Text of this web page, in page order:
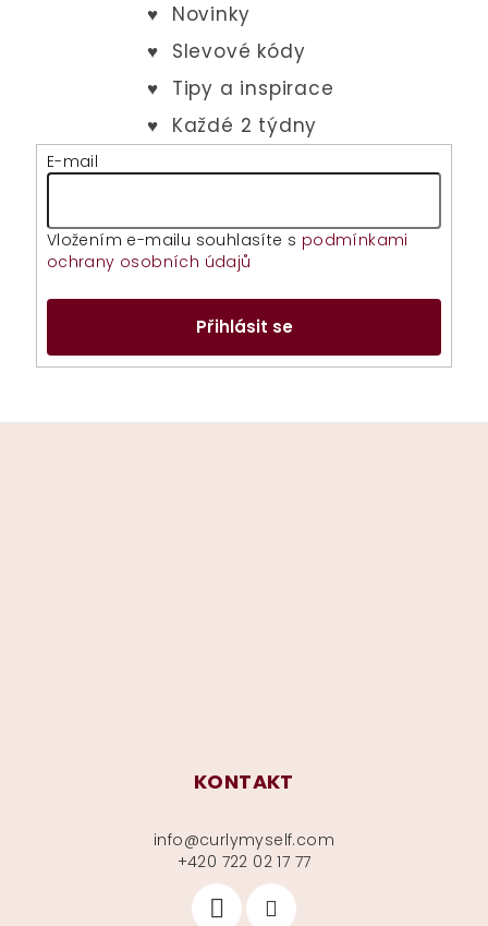
E-mail
Vložením e-mailu souhlasíte s podmínkami
ochrany osobních údajů
Přihlásit se
KONTAKT
info@curlymyself.com
+420 722 02 17 77